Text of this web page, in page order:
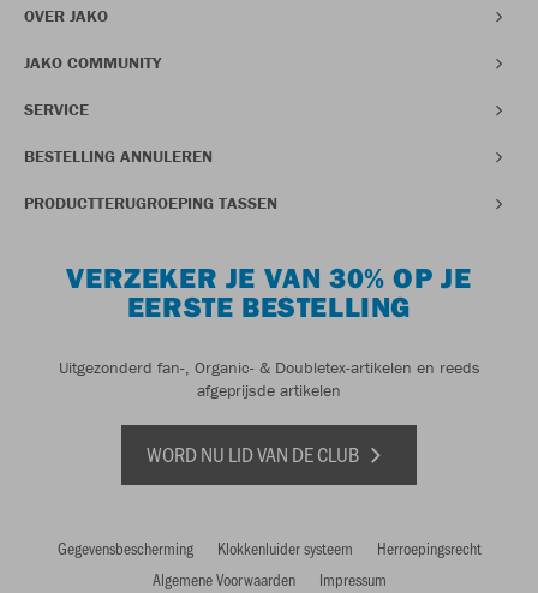
OVER JAKO
JAKO COMMUNITY
SERVICE
BESTELLING ANNULEREN
PRODUCTTERUGROEPING TASSEN
VERZEKER JE VAN 30% OP JE
EERSTE BESTELLING
Uitgezonderd fan-, Organic- & Doubletex-artikelen en reeds
afgeprijsde artikelen
WORD NU LID VAN DE CLUB
Gegevensbescherming Klokkenluider systeem
Herroepingsrecht
Algemene Voorwaarden
Impressum